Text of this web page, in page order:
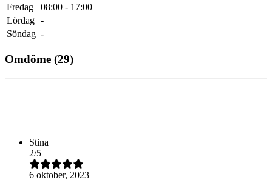
Fredag
08:00 - 17:00
Lördag -
Söndag -
Omdöme (29)
Stina
2/5
6 oktober, 2023